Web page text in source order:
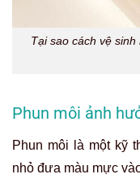
Tại sao cách vệ
Phun môi ảnh
Phun môi là một kỹ
nhỏ đưa màu mực